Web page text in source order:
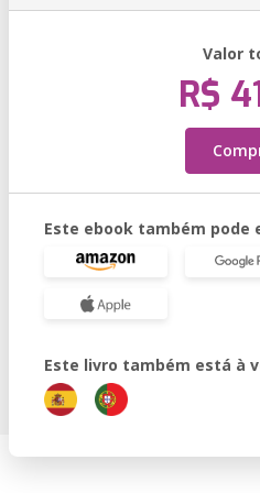
Valor
R$
Este ebook também pode
Este livro também está à